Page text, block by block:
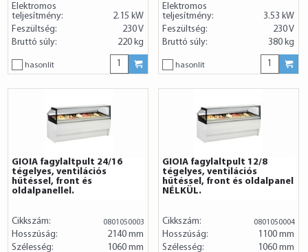
Elektromos
teljesítmény:
2.15 kW
Feszültség:
230 V
Bruttó súly:
220 kg
hasonlít
Elektromos
teljesítmény:
3.53 kW
Feszültség:
230 V
Bruttó súly:
380 kg
hasonlít
GIOIA fagylaltpult 24/16
tégelyes, ventilációs
hűtéssel, front és
oldalpanellel.
Cikkszám: 0801050003
Hosszúság:
2140 mm
Szélesség:
1060 mm
GIOIA fagylaltpult 12/8
tégelyes, ventilációs
hűtéssel, front és oldalpanel
NÉLKÜL.
Cikkszám: 0801050004
Hosszúság:
1100 mm
Szélesség:
1060 mm